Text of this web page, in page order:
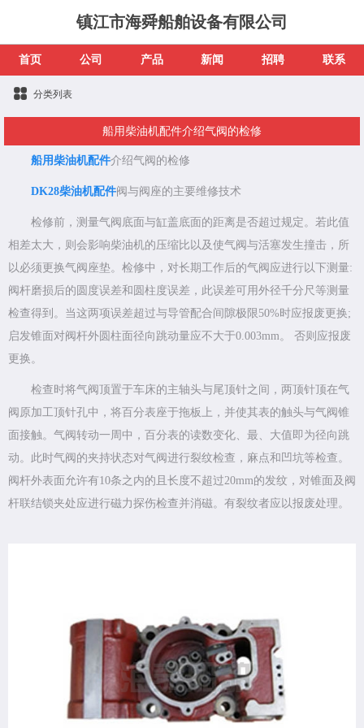
镇江市海舜船舶设备有限公司
首页 公司 产品 新闻 招聘 联系
分类列表
船用柴油机配件介绍气阀的检修
船用柴油机配件介绍气阀的检修
DK28柴油机配件阀与阀座的主要维修技术
检修前，测量气阀底面与缸盖底面的距离是否超过规定。若此值
相差太大，则会影响柴油机的压缩比以及使气阀与活塞发生撞击，所
以必须更换气阀座垫。检修中，对长期工作后的气阀应进行以下测量:
阀杆磨损后的圆度误差和圆柱度误差，此误差可用外径千分尺等测量
检查得到。当这两项误差超过与导管配合间隙极限50%时应报废更换;
启发锥面对阀杆外圆柱面径向跳动量应不大于0.003mm。 否则应报废
更换。
检查时将气阀顶置于车床的主轴头与尾顶针之间，两顶针顶在气
阀原加工顶针孔中，将百分表座于拖板上，并使其表的触头与气阀锥
面接触。气阀转动一周中，百分表的读数变化、最、大值即为径向跳
动。此时气阀的夹持状态对气阀进行裂纹检查，麻点和凹坑等检查。
阀杆外表面允许有10条之内的且长度不超过20mm的发纹，对锥面及阀
杆联结锁夹处应进行磁力探伤检查并消磁。有裂纹者应以报废处理。